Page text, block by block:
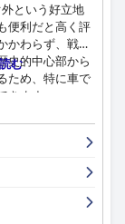
という好立地
便利だと高く評
かわらず、戦略
史的中心部から
ため、特に車で
ます。
多くのゲストが
が、一部のゲス
して過剰に高い
好で、ホテルの
はあるものの、
います。
む